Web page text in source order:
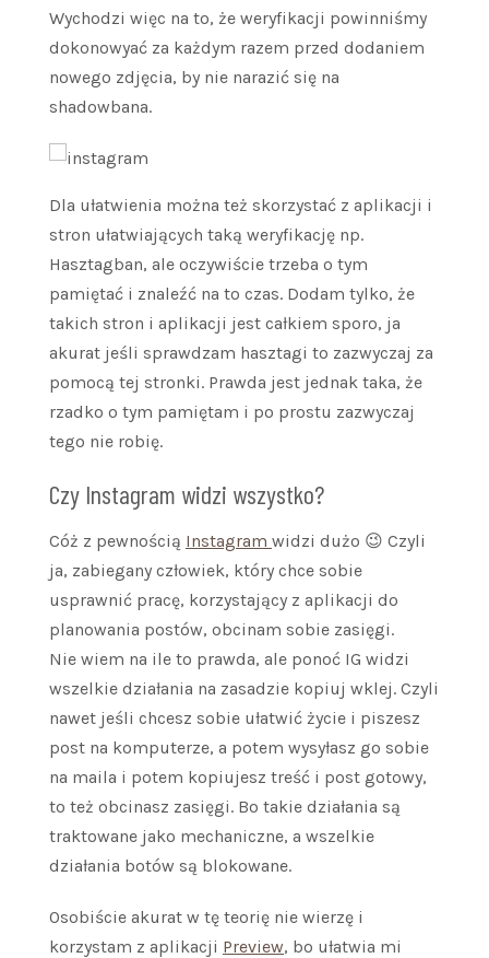
Wychodzi więc na to, że weryfikacji powinniśmy
dokonowyać za każdym razem przed dodaniem
nowego zdjęcia, by nie narazić się na
shadowbana.
Dla ułatwienia można też skorzystać z aplikacji i
stron ułatwiających taką weryfikację np.
Hasztagban, ale oczywiście trzeba o tym
pamiętać i znaleźć na to czas. Dodam tylko, że
takich stron i aplikacji jest całkiem sporo, ja
akurat jeśli sprawdzam hasztagi to zazwyczaj za
pomocą tej stronki. Prawda jest jednak taka, że
rzadko o tym pamiętam i po prostu zazwyczaj
tego nie robię.
Czy Instagram widzi wszystko?
Cóż z pewnością Instagram widzi dużo 😉 Czyli
ja, zabiegany człowiek, który chce sobie
usprawnić pracę, korzystający z aplikacji do
planowania postów, obcinam sobie zasięgi.
Nie wiem na ile to prawda, ale ponoć IG widzi
wszelkie działania na zasadzie kopiuj wklej. Czyli
nawet jeśli chcesz sobie ułatwić życie i piszesz
post na komputerze, a potem wysyłasz go sobie
na maila i potem kopiujesz treść i post gotowy,
to też obcinasz zasięgi. Bo takie działania są
traktowane jako mechaniczne, a wszelkie
działania botów są blokowane.
Osobiście akurat w tę teorię nie wierzę i
korzystam z aplikacji Preview, bo ułatwia mi